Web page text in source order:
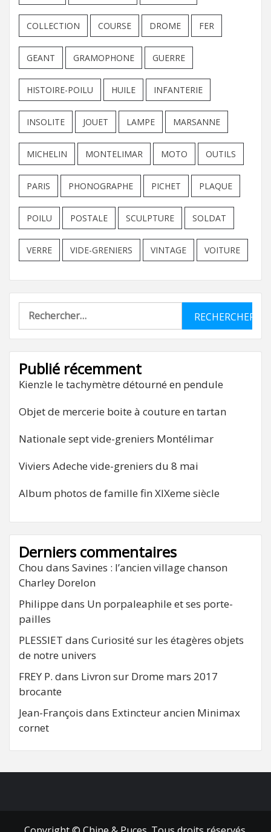
COLLECTION COURSE DROME FER
GEANT GRAMOPHONE GUERRE
HISTOIRE-POILU HUILE INFANTERIE
INSOLITE JOUET LAMPE MARSANNE
MICHELIN MONTELIMAR MOTO OUTILS
PARIS PHONOGRAPHE PICHET PLAQUE
POILU POSTALE SCULPTURE SOLDAT
VERRE VIDE-GRENIERS VINTAGE VOITURE
Rechercher :
Publié récemment
Kienzle le tachymètre détourné en pendule
Objet de mercerie boite à couture en tartan
Nationale sept vide-greniers Montélimar
Viviers Adeche vide-greniers du 8 mai
Album photos de famille fin XIXeme siècle
Derniers commentaires
Chou dans Savines : l’ancien village chanson
Charley Dorelon
Philippe dans Un porpaleaphile et ses porte-
pailles
PLESSIET dans Curiosité sur les étagères objets
de notre univers
FREY P. dans Livron sur Drome mars 2017
brocante
Jean-François dans Extincteur ancien Minimax
cornet